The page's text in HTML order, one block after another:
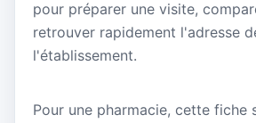
pour préparer une visite,
retrouver rapidement l'adresse
l'établissement.
Pour une pharmacie, cette fiche